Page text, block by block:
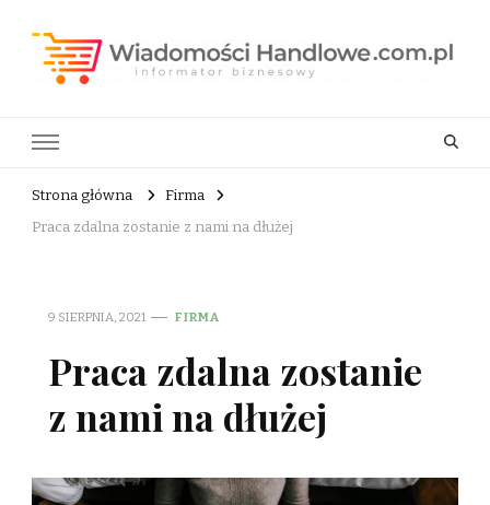
Strona główna
Firma
Praca zdalna zostanie z nami na dłużej
9 SIERPNIA, 2021 FIRMA
Praca zdalna zostanie
z nami na dłużej